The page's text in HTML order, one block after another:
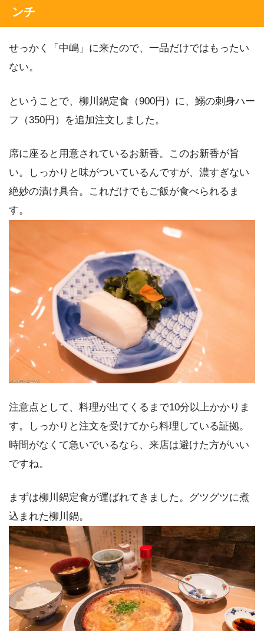
ンチ
せっかく「中嶋」に来たので、一品だけではもったい
ない。
ということで、柳川鍋定食（900円）に、鰯の刺身ハー
フ（350円）を追加注文しました。
席に座ると用意されているお新香。このお新香が旨
い。しっかりと味がついているんですが、濃すぎない
絶妙の漬け具合。これだけでもご飯が食べられるま
す。
注意点として、料理が出てくるまで10分以上かかりま
す。しっかりと注文を受けてから料理している証拠。
時間がなくて急いでいるなら、来店は避けた方がいい
ですね。
まずは柳川鍋定食が運ばれてきました。グツグツに煮
込まれた柳川鍋。